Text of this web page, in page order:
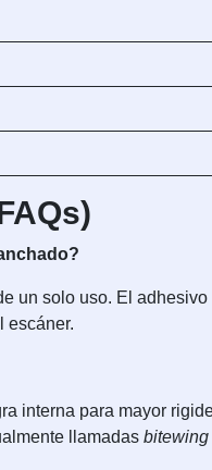
un solo uso. El
escáner.
interna para mayor
llamadas bitewing